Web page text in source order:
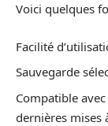
Voici quelques
Facilité
Sauvegarde
Compatible
dernières mises